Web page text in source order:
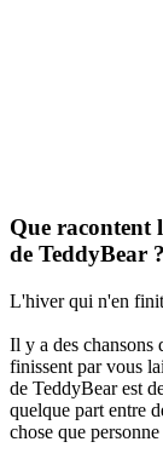
Que racontent
de TeddyBear ?
L'hiver qui n'en
Il y a des chansons
finissent par vous
de TeddyBear est
quelque part entre
chose que